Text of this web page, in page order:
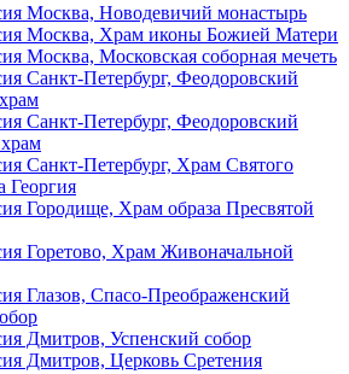
Москва, Новодевичий монастырь
Москва, Храм иконы Божией Матери
Москва, Московская соборная мечеть
Санкт-Петербург, Феодоровский
Санкт-Петербург, Феодоровский
Санкт-Петербург, Храм Святого
Георгия
Городище, Храм образа Пресвятой
Горетово, Храм Живоначальной
Глазов, Спасо-Преображенский
Дмитров, Успенский собор
Дмитров, Церковь Сретения